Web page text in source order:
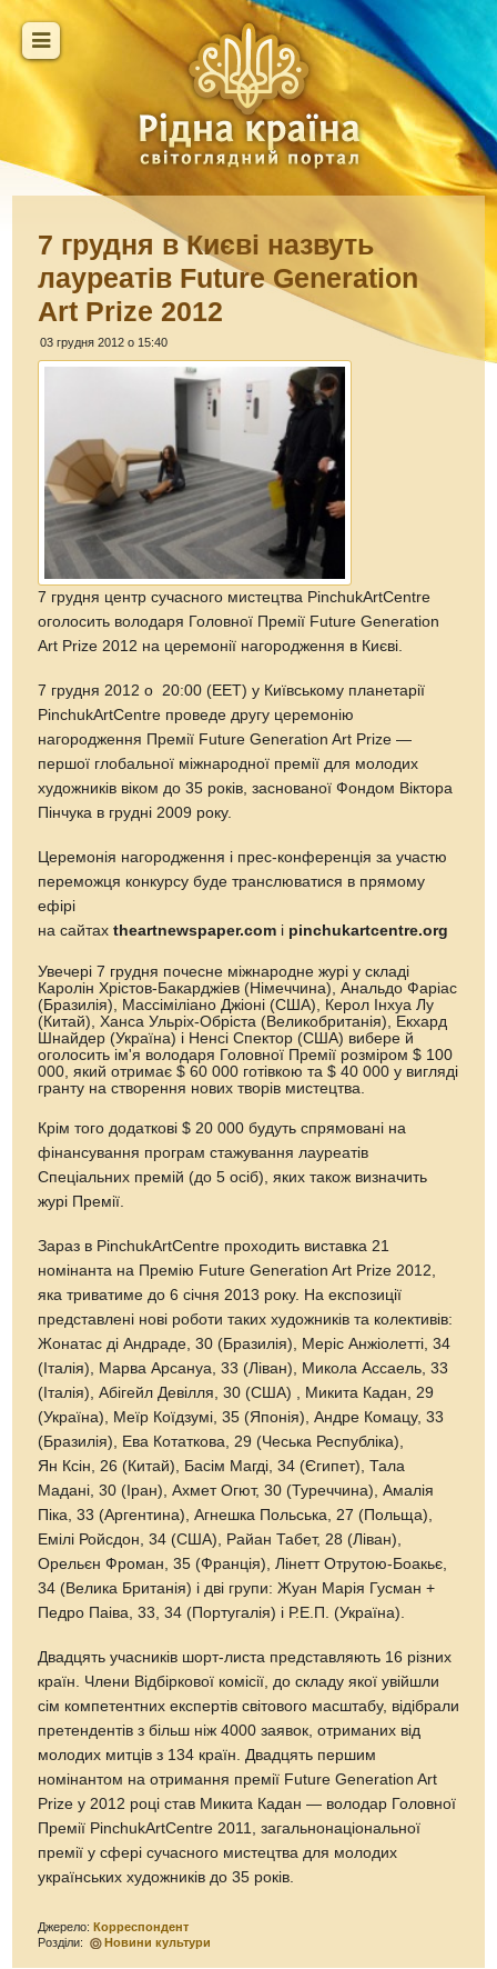
7 грудня в Києві назвуть
лауреатів Future Generation
Art Prize 2012
03 грудня 2012 о 15:40
7 грудня центр сучасного мистецтва PinchukArtCentre
оголосить володаря Головної Премії Future Generation
Art Prize 2012 на церемонії нагородження в Києві.
7 грудня 2012 о 20:00 (EET) у Київському планетарії
PinchukArtCentre проведе другу церемонію
нагородження Премії Future Generation Art Prize —
першої глобальної міжнародної премії для молодих
художників віком до 35 років, заснованої Фондом Віктора
Пінчука в грудні 2009 року.
Церемонія нагородження і прес-конференція за участю
переможця конкурсу буде транслюватися в прямому
ефірі
на сайтахtheartnewspaper.com і pinchukartcentre.org
Увечері 7 грудня почесне міжнародне журі у складі
Каролін Хрістов-Бакарджіев (Німеччина), Анальдо Фаріас
(Бразилія), Массіміліано Джіоні (США), Керол Інхуа Лу
(Китай), Ханса Ульріх-Обріста (Великобританія), Екхард
Шнайдер (Україна) і Ненсі Спектор (США) вибере й
оголосить ім'я володаря Головної Премії розміром $ 100
000, який отримає $ 60 000 готівкою та $ 40 000 у вигляді
гранту на створення нових творів мистецтва.
Крім того додаткові $ 20 000 будуть спрямовані на
фінансування програм стажування лауреатів
Спеціальних премій (до 5 осіб), яких також визначить
журі Премії.
Зараз в PinchukArtCentre проходить виставка 21
номінанта на Премію Future Generation Art Prize 2012,
яка триватиме до 6 січня 2013 року. На експозиції
представлені нові роботи таких художників та колективів:
Жонатас ді Андраде, 30 (Бразилія), Меріс Анжіолетті, 34
(Італія), Марва Арсануа, 33 (Ліван), Микола Ассаель, 33
(Італія), Абігейл Девілля, 30 (США) , Микита Кадан, 29
(Україна), Меїр Коїдзумі, 35 (Японія), Андре Комацу, 33
(Бразилія), Ева Котаткова, 29 (Чеська Республіка),
Ян Ксін, 26 (Китай), Басім Магді, 34 (Єгипет), Тала
Мадані, 30 (Іран), Ахмет Огют, 30 (Туреччина), Амалія
Піка, 33 (Аргентина), Агнешка Польська, 27 (Польща),
Емілі Ройсдон, 34 (США), Райан Табет, 28 (Ліван),
Орельєн Фроман, 35 (Франція), Лінетт Отрутою-Боакьє,
34 (Велика Британія) і дві групи: Жуан Марія Гусман +
Педро Паіва, 33, 34 (Португалія) і Р.Е.П. (Україна).
Двадцять учасників шорт-листа представляють 16 різних
країн. Члени Відбіркової комісії, до складу якої увійшли
сім компетентних експертів світового масштабу, відібрали
претендентів з більш ніж 4000 заявок, отриманих від
молодих митців з 134 країн. Двадцять першим
номінантом на отримання премії Future Generation Art
Prize у 2012 році став Микита Кадан — володар Головної
Премії PinchukArtCentre 2011, загальнонаціональної
премії у сфері сучасного мистецтва для молодих
українських художників до 35 років.
Джерело: Корреспондент
Розділи:
Новини культури